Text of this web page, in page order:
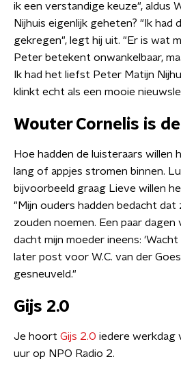
ik een verstandige keuze", aldus
Nijhuis eigenlijk geheten? "Ik had
gekregen", legt hij uit. "Er is wat
Peter betekent onwankelbaar,
Ik had het liefst Peter Matijn
klinkt echt als een mooie
Wouter Cornelis is
Hoe hadden de luisteraars willen
lang of appjes stromen binnen.
bijvoorbeeld graag Lieve willen
"Mijn ouders hadden bedacht dat
zouden noemen. Een paar
dacht mijn moeder ineens:
later post voor W.C. van der
gesneuveld."
Gijs 2.0
Je hoort Gijs 2.0 iedere werkdag
uur op NPO Radio 2.